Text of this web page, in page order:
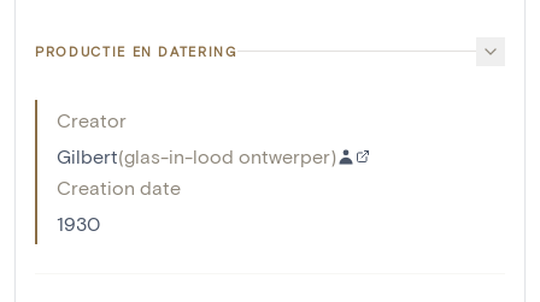
PRODUCTIE EN DATERING
Creator
Gilbert(glas-in-lood ontwerper)
Creation date
1930